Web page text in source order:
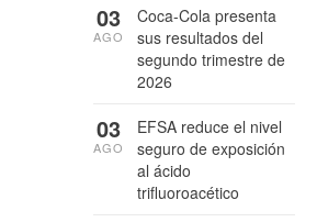
Coca-Cola presenta
sus resultados del
segundo trimestre de
2026
03
AGO
EFSA reduce el nivel
seguro de exposición
al ácido
trifluoroacético
03
AGO